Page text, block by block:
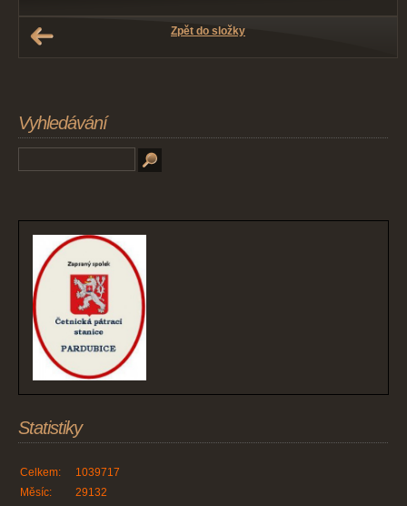
Zpět do složky
Vyhledávání
Statistiky
Celkem:
1039717
Měsíc:
29132